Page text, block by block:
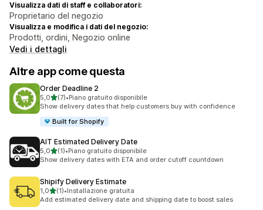
Visualizza dati di staff e collaboratori:
Proprietario del negozio
Visualizza e modifica i dati del negozio:
Prodotti, ordini, Negozio online
Vedi i dettagli
Altre app come questa
Order Deadline 2
5,0stelle su 5
(7)
7 recensioni totali
•Piano gratuito disponibile
Show delivery dates that help customers buy with confidence
Built for Shopify
AIT Estimated Delivery Date
5,0stelle su 5
(1)
1 recensioni totali
•Piano gratuito disponibile
Show delivery dates with ETA and order cutoff countdown
Shipify Delivery Estimate
1,0stelle su 5
(1)
1 recensioni totali
•Installazione gratuita
Add estimated delivery date and shipping date to boost sales